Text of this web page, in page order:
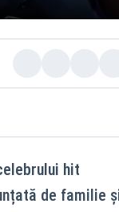
hit
de familie